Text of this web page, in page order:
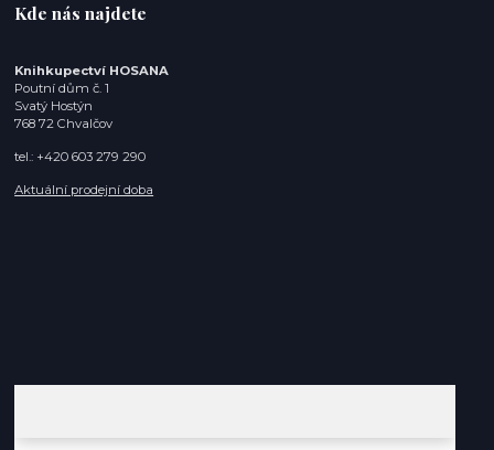
Kde nás najdete
Knihkupectví HOSANA
Poutní dům č. 1
Svatý Hostýn
768 72 Chvalčov
tel.: +420 603 279 290
Aktuální prodejní doba